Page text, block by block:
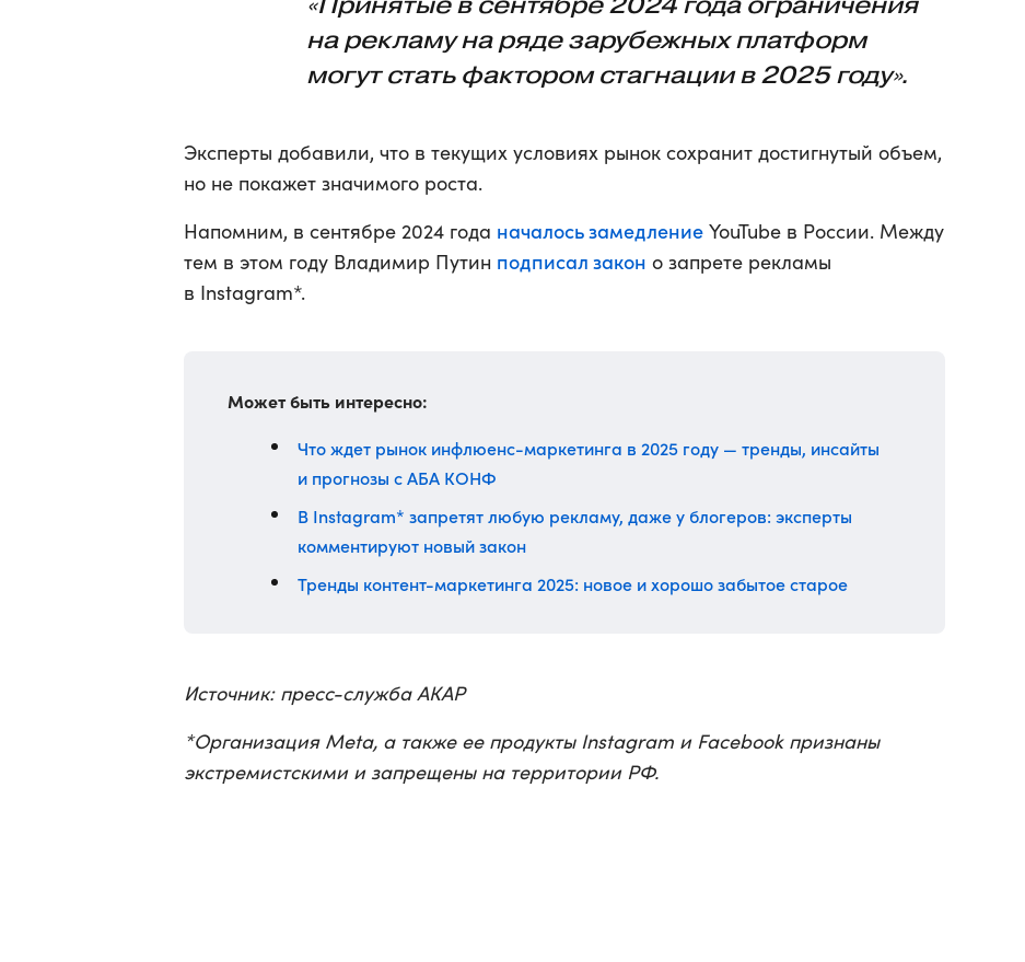
на рекламу на ряде зарубежных платформ
могут стать фактором стагнации в 2025 году».
Эксперты добавили, что в текущих условиях рынок сохранит достигнутый объем,
но не покажет значимого роста.
Напомним, в сентябре 2024 года началось замедление YouTube в России. Между
тем в этом году Владимир Путин подписал закон о запрете рекламы
в Instagram*.
Может быть интересно:
Что ждет рынок инфлюенс-маркетинга в 2025 году — тренды, инсайты
и прогнозы с АБА КОНФ
В Instagram* запретят любую рекламу, даже у блогеров: эксперты
комментируют новый закон
Тренды контент-маркетинга 2025: новое и хорошо забытое старое
Источник: пресс-служба АКАР
*Организация Meta, а также ее продукты Instagram и Facebook признаны
экстремистскими и запрещены на территории РФ.